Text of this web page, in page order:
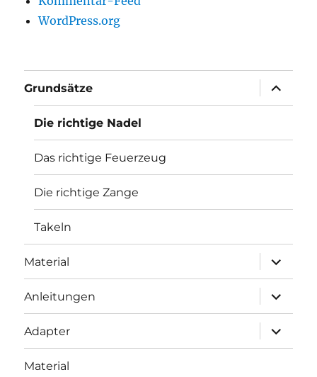
WordPress.org
Grundsätze
öffnen
Die richtige Nadel
Das richtige Feuerzeug
Die richtige Zange
Takeln
Material
öffnen
Anleitungen
öffnen
Adapter
öffnen
Material